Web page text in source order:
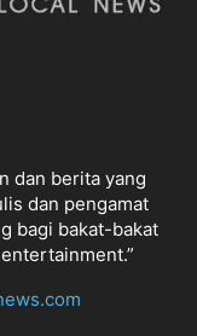
dan berita yang
dan pengamat
bagi bakat-bakat